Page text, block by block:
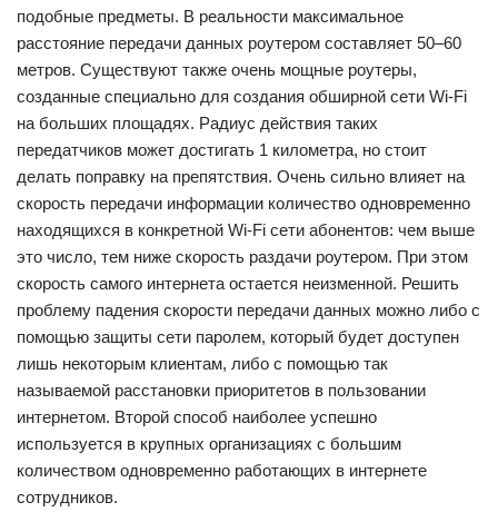
подобные предметы. В реальности максимальное
расстояние передачи данных роутером составляет 50–60
метров. Существуют также очень мощные роутеры,
созданные специально для создания обширной сети Wi-Fi
на больших площадях. Радиус действия таких
передатчиков может достигать 1 километра, но стоит
делать поправку на препятствия. Очень сильно влияет на
скорость передачи информации количество одновременно
находящихся в конкретной Wi-Fi сети абонентов: чем выше
это число, тем ниже скорость раздачи роутером. При этом
скорость самого интернета остается неизменной. Решить
проблему падения скорости передачи данных можно либо с
помощью защиты сети паролем, который будет доступен
лишь некоторым клиентам, либо с помощью так
называемой расстановки приоритетов в пользовании
интернетом. Второй способ наиболее успешно
используется в крупных организациях с большим
количеством одновременно работающих в интернете
сотрудников.